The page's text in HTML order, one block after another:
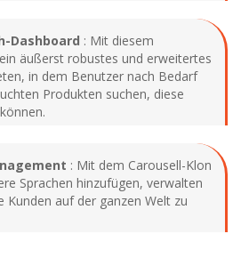
Dashboard : Mit diesem
äußerst robustes und erweitertes
in dem Benutzer nach Bedarf
Produkten suchen, diese
: Mit dem Carousell-Klon
Sprachen hinzufügen, verwalten
Kunden auf der ganzen Welt zu